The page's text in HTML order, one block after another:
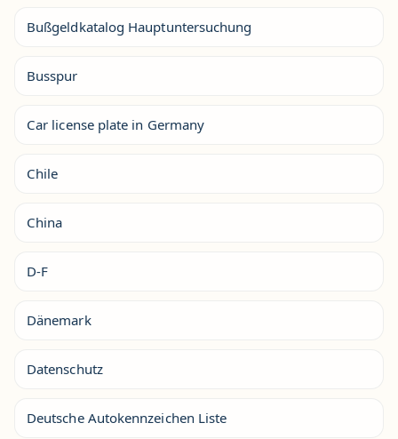
Bußgeldkatalog Hauptuntersuchung
Busspur
Car license plate in Germany
Chile
China
D-F
Dänemark
Datenschutz
Deutsche Autokennzeichen Liste